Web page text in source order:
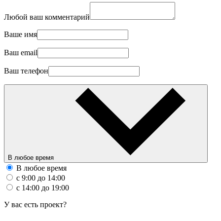
Любой ваш комментарий
Ваше имя
Ваш email
Ваш телефон
В любое время
В любое время
с 9:00 до 14:00
с 14:00 до 19:00
У вас есть проект?